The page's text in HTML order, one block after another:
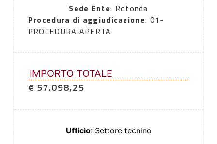
Sede Ente: Rotonda
Procedura di aggiudicazione: 01-
PROCEDURA APERTA
IMPORTO TOTALE
€ 57.098,25
Ufficio: Settore tecnino